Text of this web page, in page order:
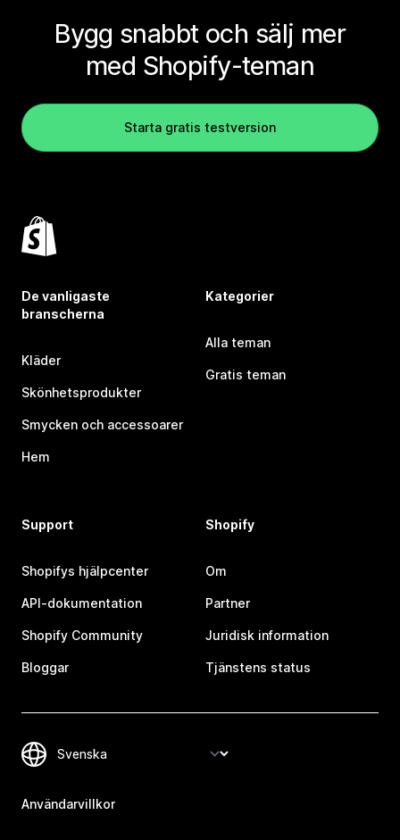
Bygg snabbt och sälj mer
med Shopify-teman
Starta gratis testversion
De vanligaste
branscherna
Kläder
Skönhetsprodukter
Smycken och accessoarer
Hem
Kategorier
Alla teman
Gratis teman
Support
Shopifys hjälpcenter
API-dokumentation
Shopify Community
Bloggar
Shopify
Om
Partner
Juridisk information
Tjänstens status
Användarvillkor